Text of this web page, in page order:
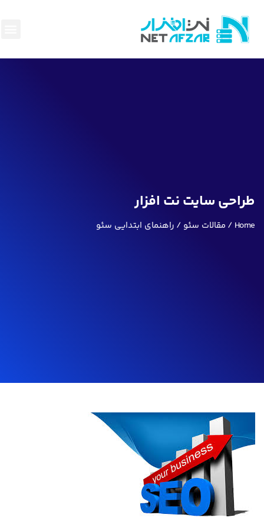
طراحی سایت نت افزار
Home مقالات سئو راهنمای ابتدایی سئو